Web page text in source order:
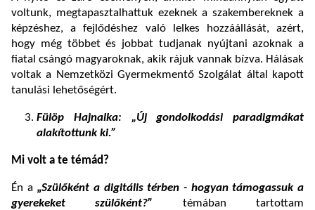
voltunk, megtapasztalhattuk ezeknek a szakembereknek a
képzéshez, a fejlődéshez való lelkes hozzáállását, azért,
hogy még többet és jobbat tudjanak nyújtani azoknak a
fiatal csángó magyaroknak, akik rájuk vannak bízva. Hálásak
voltak a Nemzetközi Gyermekmentő Szolgálat által kapott
tanulási lehetőségért.
Fülöp Hajnalka: „Új gondolkodási paradigmákat
alakítottunk ki.”
Mi volt a te témád?
Én a „Szülőként a digitális térben - hogyan támogassuk a
gyerekeket szülőként?” témában tartottam